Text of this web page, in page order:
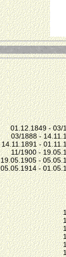
01.12.1849 - 03/
03/1888 -
14.11.1891 -
11/1900 -
19.05.1905 -
05.05.1914 -